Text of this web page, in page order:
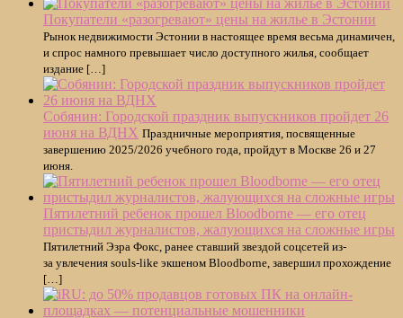
Покупатели «разогревают» цены на жилье в Эстонии
Рынок недвижимости Эстонии в настоящее время весьма динамичен,
и спрос намного превышает число доступного жилья, сообщает
издание […]
Собянин: Городской праздник выпускников пройдет 26
июня на ВДНХ Праздничные мероприятия, посвященные
завершению 2025/2026 учебного года, пройдут в Москве 26 и 27
июня.
Пятилетний ребенок прошел Bloodborne — его отец
пристыдил журналистов, жалующихся на сложные игры
Пятилетний Эзра Фокс, ранее ставший звездой соцсетей из-
за увлечения souls-like экшеном Bloodborne, завершил прохождение
[…]